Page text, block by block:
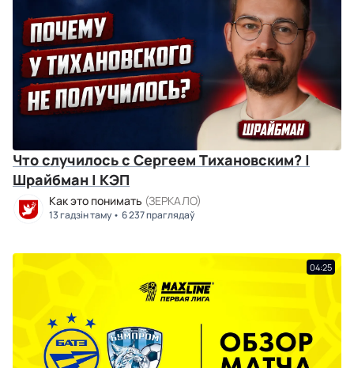
Что случилось с Сергеем Тихановским? |
Шрайбман | КЭП
Как это понимать (ЗЕРКАЛО)
13 гадзін таму 6 237 праглядаў
04:25